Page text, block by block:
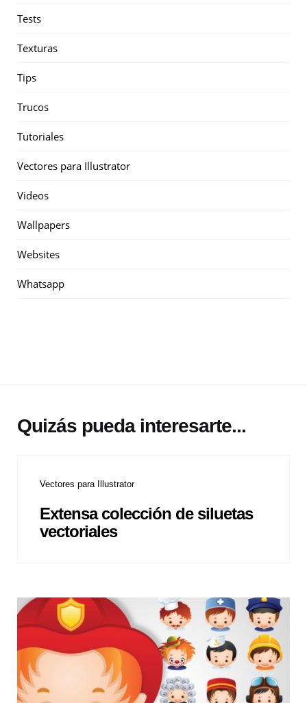
Tests
Texturas
Tips
Trucos
Tutoriales
Vectores para Illustrator
Videos
Wallpapers
Websites
Whatsapp
Quizás pueda interesarte...
Vectores para Illustrator
Extensa colección de siluetas
vectoriales